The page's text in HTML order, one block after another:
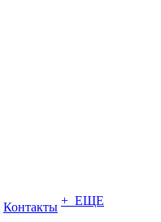
Контакты + ЕЩЕ